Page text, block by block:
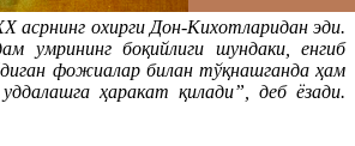
аcрнинг охирги Дон-Кихотларидан эди.
умрининг боқийлиги шундаки, енгиб
фожиалар билан тўқнашганда ҳам
ҳаракат қилади”, деб ёзади.